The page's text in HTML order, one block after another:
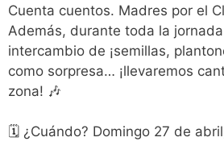
Cuenta cuentos. Madres por el
Además, durante toda la
intercambio de ¡semillas,
como sorpresa… ¡llevaremos
zona! 🎶
🗓 ¿Cuándo? Domingo 27 de